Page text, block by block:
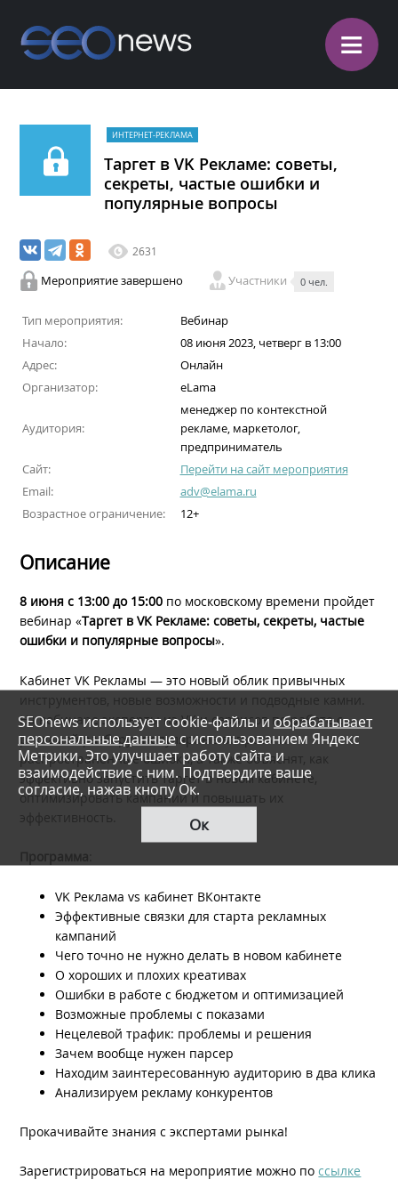
≡
ИНТЕРНЕТ-РЕКЛАМА
Таргет в VK Рекламе: советы,
секреты, частые ошибки и
популярные вопросы
2631
Мероприятие завершено Участники 0 чел.
Тип мероприятия:
Вебинар
Начало:
08 июня 2023, четверг в 13:00
Адрес:
Онлайн
Организатор:
eLama
Аудитория:
менеджер по контекстной
рекламе, маркетолог,
предприниматель
Сайт:
Перейти на сайт мероприятия
Email:
adv@elama.ru
Возрастное ограничение:
12+
Описание
8 июня с 13:00 до 15:00 по московскому времени пройдет
вебинар «Таргет в VK Рекламе: советы, секреты, частые
ошибки и популярные вопросы».
Кабинет VK Рекламы — это новый облик привычных
инструментов, новые возможности и подводные камни.
На вебинаре эксперты из VK и сервисов по работе с
рекламой разберут популярные вопросы и
распространенные ошибки, а также объяснят, как
эффективно запустить таргет в новом кабинете,
оптимизировать кампании и повышать их
эффективность.
Программа
VK Реклама vs кабинет ВКонтакте
Эффективные связки для старта рекламных
кампаний
Чего точно не нужно делать в новом кабинете
О хороших и плохих креативах
Ошибки в работе с бюджетом и оптимизацией
Возможные проблемы с показами
Нецелевой трафик: проблемы и решения
Зачем вообще нужен парсер
Находим заинтересованную аудиторию в два клика
Анализируем рекламу конкурентов
Прокачивайте знания с экспертами рынка!
Зарегистрироваться на мероприятие можно поссылке
SEOnews использует cookie-файлы и обрабатывает
персональные данныес использованием Яндекс
Метрики. Это улучшает работу сайта и
взаимодействие с ним. Подтвердите ваше
согласие, нажав кнопу Ок.
Ок